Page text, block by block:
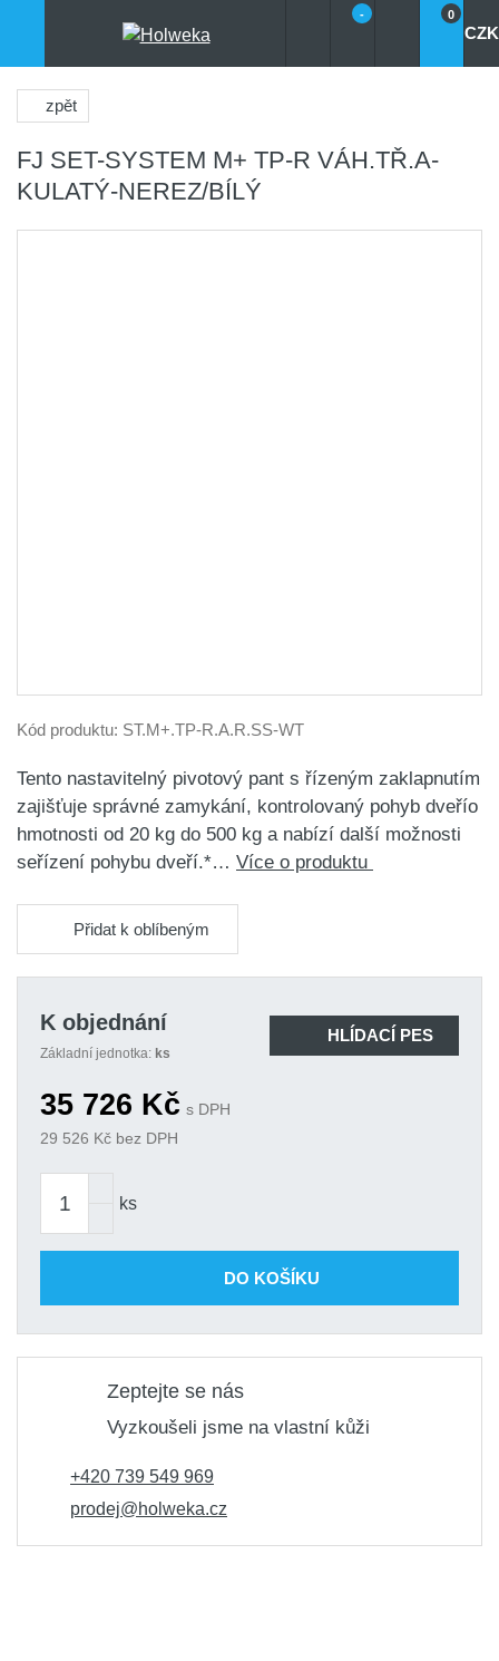
- 0
CZK
zpět
FJ SET-SYSTEM M+ TP-R VÁH.TŘ.A-
KULATÝ-NEREZ/BÍLÝ
Kód produktu: ST.M+.TP-R.A.R.SS-WT
Tento nastavitelný pivotový pant s řízeným zaklapnutím
zajišťuje správné zamykání, kontrolovaný pohyb dveřío
hmotnosti od 20 kg do 500 kg a nabízí další možnosti
seřízení pohybu dveří.*… Více o produktu
Přidat k oblíbeným
K objednání
Základní jednotka: ks
HLÍDACÍ PES
35 726 Kč s DPH
29 526 Kč bez DPH
ks
DO KOŠÍKU
Zeptejte se nás
Vyzkoušeli jsme na vlastní kůži
+420 739 549 969
prodej@holweka.cz